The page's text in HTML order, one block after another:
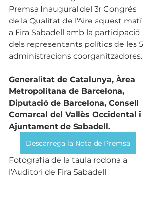
Premsa Inaugural del 3r Congrés
de la Qualitat de l'Aire aquest matí
a Fira Sabadell amb la participació
dels representants polítics de les 5
administracions coorganitzadores.
Generalitat de Catalunya, Àrea
Metropolitana de Barcelona,
Diputació de Barcelona, Consell
Comarcal del Vallès Occidental i
Ajuntament de Sabadell.
Descarrega la Nota de Premsa
Fotografia de la taula rodona a
l'Auditori de Fira Sabadell